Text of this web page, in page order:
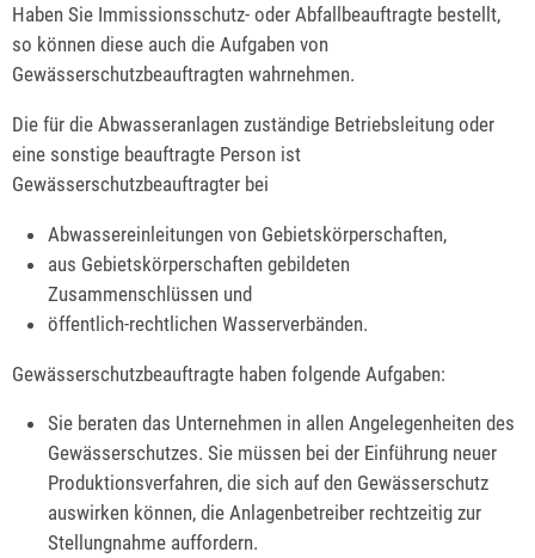
Haben Sie Immissionsschutz- oder Abfallbeauftragte bestellt,
so können diese auch die Aufgaben von
Gewässerschutzbeauftragten wahrnehmen.
Die für die Abwasseranlagen zuständige Betriebsleitung oder
eine sonstige beauftragte Person ist
Gewässerschutzbeauftragter bei
Abwassereinleitungen von Gebietskörperschaften,
aus Gebietskörperschaften gebildeten
Zusammenschlüssen und
öffentlich-rechtlichen Wasserverbänden.
Gewässerschutzbeauftragte haben folgende Aufgaben:
Sie beraten das Unternehmen in allen Angelegenheiten des
Gewässerschutzes. Sie müssen bei der Einführung neuer
Produktionsverfahren, die sich auf den Gewässerschutz
auswirken können, die Anlagenbetreiber rechtzeitig zur
Stellungnahme auffordern.